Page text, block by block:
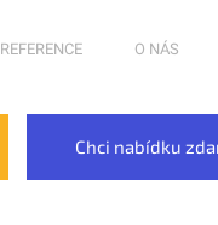
REFERENCE O NÁS
Chci nabídku